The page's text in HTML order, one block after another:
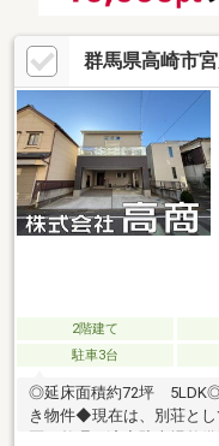
群馬県高崎市
2階建て
駐車3台
◎延床面積約72坪
き物件◆現在は、別荘と